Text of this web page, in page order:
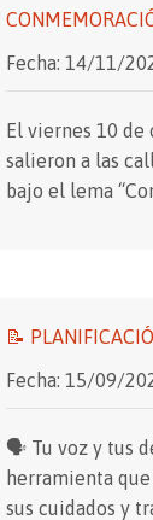
Fecha: 14/11/
El viernes 10 de
salieron a las
bajo el lema
📝
Fecha: 15/09/
🗣️ Tu voz y tus
herramienta
sus cuidados y